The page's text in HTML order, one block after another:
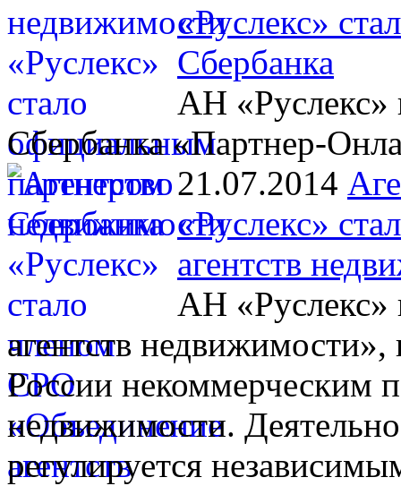
«Руслекс»
Сбербанка
АН «Руслекс»
Сбербанка «Партнер-
21.07.2014
«Руслекс»
агентств
АН «Руслекс»
агентств недвижимости»,
России некоммерческим
недвижимости.
регулируется